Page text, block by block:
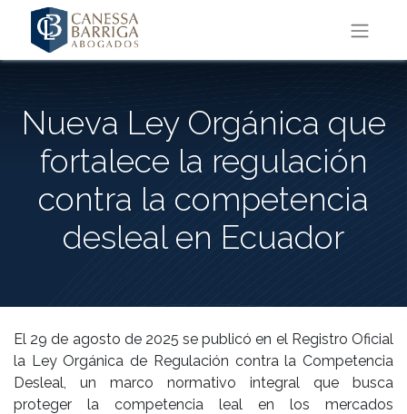
Nueva Ley Orgánica que
fortalece la regulación
contra la competencia
desleal en Ecuador
El 29 de agosto de 2025 se publicó en el Registro Oficial
la Ley Orgánica de Regulación contra la Competencia
Desleal, un marco normativo integral que busca
proteger la competencia leal en los mercados